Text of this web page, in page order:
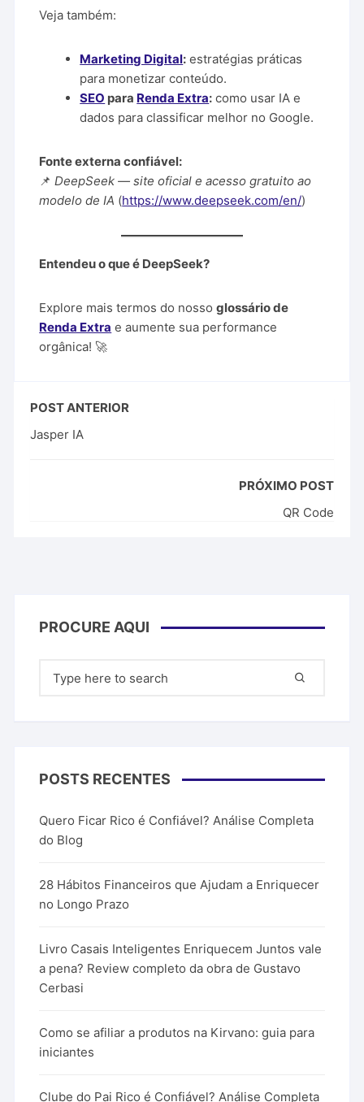
Veja também:
Marketing Digital: estratégias práticas
para monetizar conteúdo.
SEO para Renda Extra: como usar IA e
dados para classificar melhor no Google.
Fonte externa confiável:
📌DeepSeek — site oficial e acesso gratuito ao
modelo de IA (https://www.deepseek.com/en/)
Entendeu o que é DeepSeek?
Explore mais termos do nossoglossário de
Renda Extra e aumente sua performance
orgânica! 🚀
POST ANTERIOR
Jasper IA
PRÓXIMO POST
QR Code
PROCURE AQUI
por:
POSTS RECENTES
Quero Ficar Rico é Confiável? Análise Completa
do Blog
28 Hábitos Financeiros que Ajudam a Enriquecer
no Longo Prazo
Livro Casais Inteligentes Enriquecem Juntos vale
a pena? Review completo da obra de Gustavo
Cerbasi
Como se afiliar a produtos na Kirvano: guia para
iniciantes
Clube do Pai Rico é Confiável? Análise Completa